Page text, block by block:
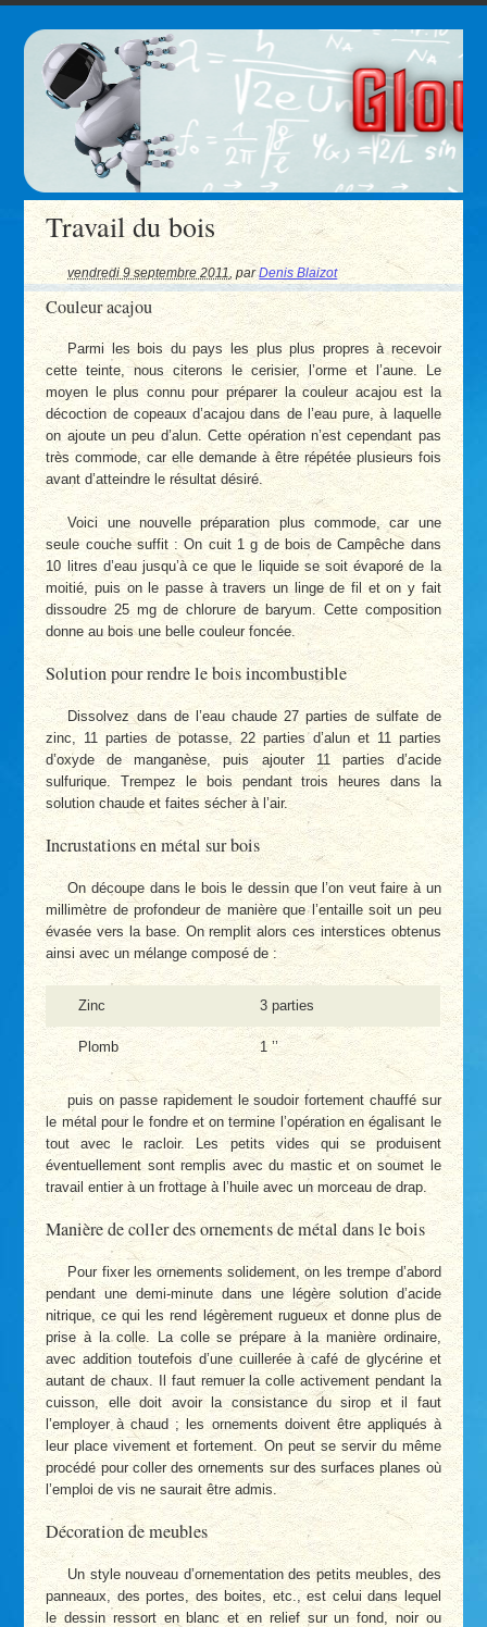
Travail du bois
vendredi 9 septembre 2011 ,parDenis Blaizot
Couleur acajou
Parmi les bois du pays les plus plus propres à recevoir
cette teinte, nous citerons le cerisier, l’orme et l’aune. Le
moyen le plus connu pour préparer la couleur acajou est la
décoction de copeaux d’acajou dans de l’eau pure, à laquelle
on ajoute un peu d’alun. Cette opération n’est cependant pas
très commode, car elle demande à être répétée plusieurs fois
avant d’atteindre le résultat désiré.
Voici une nouvelle préparation plus commode, car une
seule couche suffit : On cuit 1 g de bois de Campêche dans
10 litres d’eau jusqu’à ce que le liquide se soit évaporé de la
moitié, puis on le passe à travers un linge de fil et on y fait
dissoudre 25 mg de chlorure de baryum. Cette composition
donne au bois une belle couleur foncée.
Solution pour rendre le bois incombustible
Dissolvez dans de l’eau chaude 27 parties de sulfate de
zinc, 11 parties de potasse, 22 parties d’alun et 11 parties
d’oxyde de manganèse, puis ajouter 11 parties d’acide
sulfurique. Trempez le bois pendant trois heures dans la
solution chaude et faites sécher à l’air.
Incrustations en métal sur bois
On découpe dans le bois le dessin que l’on veut faire à un
millimètre de profondeur de manière que l’entaille soit un peu
évasée vers la base. On remplit alors ces interstices obtenus
ainsi avec un mélange composé de :
Zinc 3 parties
Plomb 1 ’’
puis on passe rapidement le soudoir fortement chauffé sur
le métal pour le fondre et on termine l’opération en égalisant le
tout avec le racloir. Les petits vides qui se produisent
éventuellement sont remplis avec du mastic et on soumet le
travail entier à un frottage à l’huile avec un morceau de drap.
Manière de coller des ornements de métal dans le bois
Pour fixer les ornements solidement, on les trempe d’abord
pendant une demi-minute dans une légère solution d’acide
nitrique, ce qui les rend légèrement rugueux et donne plus de
prise à la colle. La colle se prépare à la manière ordinaire,
avec addition toutefois d’une cuillerée à café de glycérine et
autant de chaux. Il faut remuer la colle activement pendant la
cuisson, elle doit avoir la consistance du sirop et il faut
l’employer à chaud ; les ornements doivent être appliqués à
leur place vivement et fortement. On peut se servir du même
procédé pour coller des ornements sur des surfaces planes où
l’emploi de vis ne saurait être admis.
Décoration de meubles
Un style nouveau d’ornementation des petits meubles, des
panneaux, des portes, des boites, etc., est celui dans lequel
le dessin ressort en blanc et en relief sur un fond, noir ou